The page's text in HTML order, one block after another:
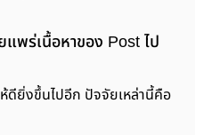
แพร่เนื้อหาของ Post ไป
ยิ่งขึ้นไปอีก ปัจจัยเหล่านี้คือ